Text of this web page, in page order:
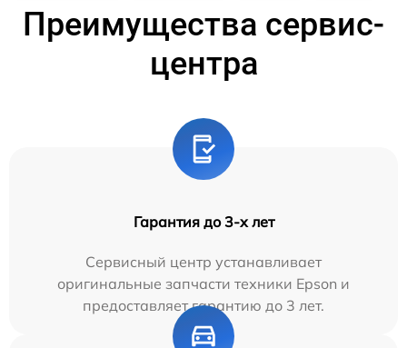
Преимущества сервис-
центра
Гарантия до 3-х лет
Сервисный центр устанавливает
оригинальные запчасти техники Epson и
предоставляет гарантию до 3 лет.